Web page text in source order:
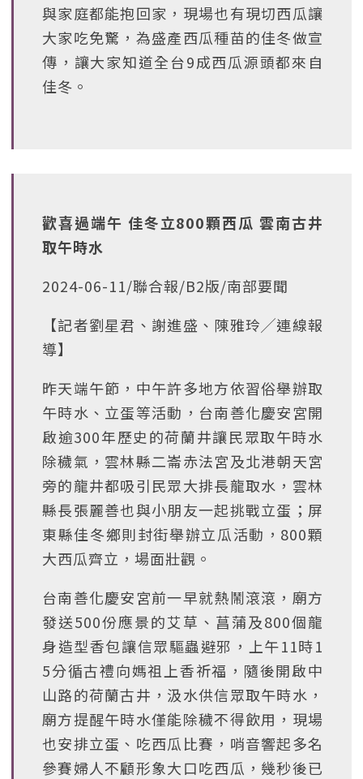
與家庭都能抱回家，現場也有現切西瓜讓
大家吃免驚，為盛產西瓜種苗的佳冬做宣
傳，讓大家知道全台9成西瓜源頭都來自
佳冬。
歡喜過端午 佳冬立800顆西瓜 雲南古井
取午時水
2024-06-11/聯合報/B2版/南部要聞
【記者劉星君、謝進盛、陳雅玲╱連線報
導】
昨天端午節，中午許多地方依習俗舉辦取
午時水、立蛋等活動，台南善化慶安宮開
啟逾300年歷史的荷蘭井讓民眾取午時水
除穢氣，雲林縣二崙赤法宮及北港朝天宮
旁的龍井都吸引民眾大排長龍取水，雲林
縣長張麗善也與小朋友一起挑戰立蛋；屏
東縣佳冬鄉則封街舉辦立瓜活動，800顆
大西瓜齊立，場面壯觀。
台南善化慶安宮前一早就熱鬧滾滾，廟方
發送500份應景的艾草、菖蒲及800個龍
身造型香包讓信眾驅蟲避邪，上午11時1
5分循古禮向媽祖上香祈福，隨後開啟中
山路的荷蘭古井，汲水供信眾取午時水，
廟方提醒午時水僅能除穢不得飲用，現場
也安排立蛋、吃西瓜比賽，哨音響起多名
參賽婦人不顧形象大口吃西瓜，幾秒後已